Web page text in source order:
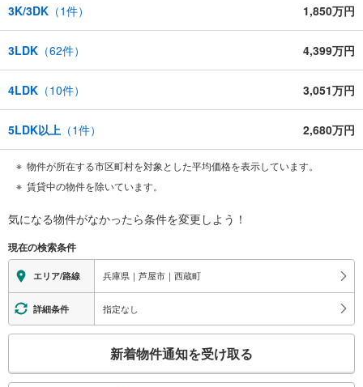
3K/3DK （1件） 1,850万円
3LDK （62件） 4,399万円
4LDK （10件） 3,051万円
5LDK以上 （1件） 2,680万円
物件が所在する市区町村を対象とした平均価格を表示しています。
賃貸中の物件を除いています。
気になる物件がなかったら条件を変更しよう！
現在の検索条件
エリア/路線 兵庫県｜芦屋市｜西蔵町
詳細条件 指定なし
検
新着物件通知を受け取る